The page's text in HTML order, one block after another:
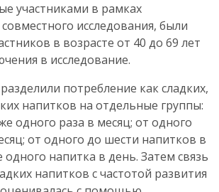
участниками в рамках
исследования, были
в возрасте от 40 до 69 лет
в исследование.
потребление как сладких,
напитков на отдельные группы:
одного раза в месяц; от одного
от одного до шести напитков в
напитка в день. Затем связь
напитков с частотой развития